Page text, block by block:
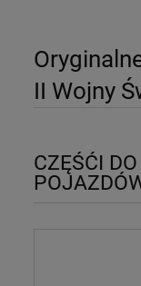
II Wojny
CZĘŚĆI